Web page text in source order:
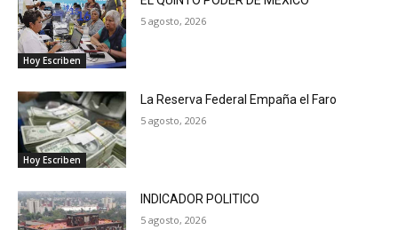
Hoy Escriben
5 agosto, 2026
Hoy Escriben
La Reserva Federal Empaña el Faro
5 agosto, 2026
INDICADOR POLITICO
5 agosto, 2026